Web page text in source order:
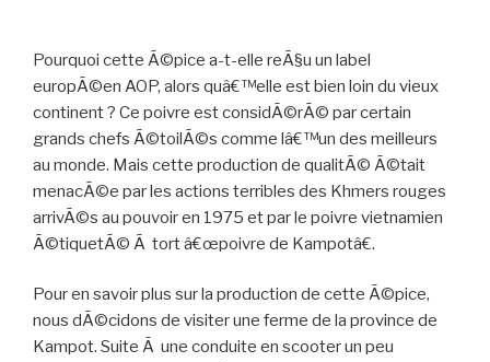
Pourquoi cette Ã©pice a-t-elle reÃ§u un label
europÃ©en AOP, alors quâ€™elle est bien loin du vieux
continent ? Ce poivre est considÃ©rÃ© par certain
grands chefs Ã©toilÃ©s comme lâ€™un des meilleurs
au monde. Mais cette production de qualitÃ© Ã©tait
menacÃ©e par les actions terribles des Khmers rouges
arrivÃ©s au pouvoir en 1975 et par le poivre vietnamien
Ã©tiquetÃ© Ã tort â€œpoivre de Kampotâ€.
Pour en savoir plus sur la production de cette Ã©pice,
nous dÃ©cidons de visiter une ferme de la province de
Kampot. Suite Ã une conduite en scooter un peu